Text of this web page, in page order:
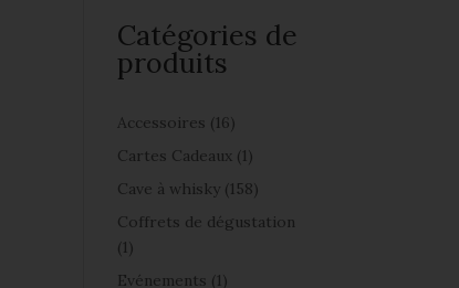
Catégories de
produits
Accessoires (16)
Cartes Cadeaux (1)
Cave à whisky (158)
Coffrets de dégustation
(1)
Evénements (1)